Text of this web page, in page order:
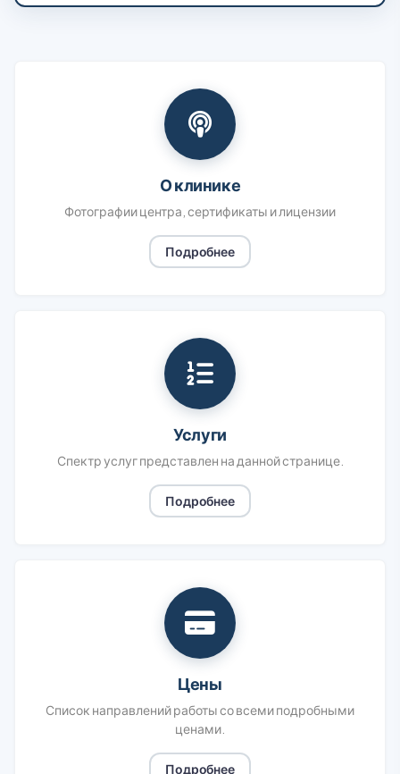
О клинике
Фотографии центра, сертификаты и лицензии
Подробнее
Услуги
Спектр услуг представлен на данной странице.
Подробнее
Цены
Список направлений работы со всеми подробными
ценами.
Подробнее